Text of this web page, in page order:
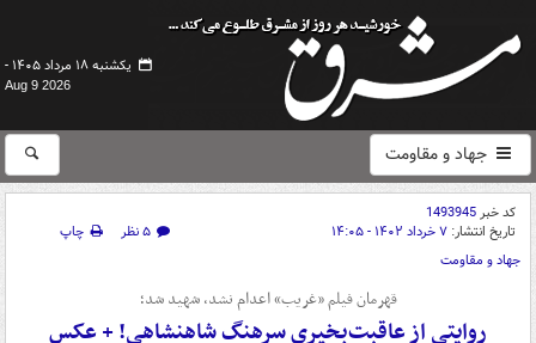
یکشنبه ۱۸ مرداد ۱۴۰۵ -
Aug 9 2026
جهاد و مقاومت
کد خبر1493945
تاریخ انتشار: ۷ خرداد ۱۴۰۲ - ۱۴:۰۵ ۵ نظر
چاپ
جهاد و مقاومت
قهرمان فیلم «غریب» اعدام نشد، شهید شد؛
روایتی از عاقبت‌بخیری سرهنگ شاهنشاهی! + عکس